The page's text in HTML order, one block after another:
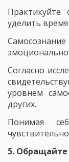
уделить
Согласно
уровнем
других.
Понимая
5.